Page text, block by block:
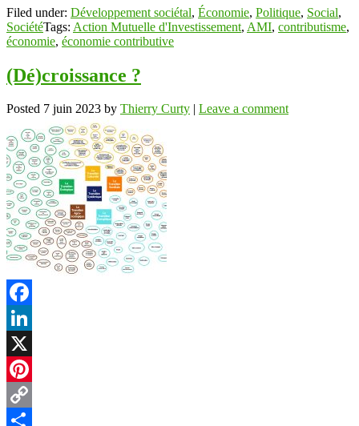
Filed under: Développement sociétal, Économie, Politique, Social,
SociétéTags: Action Mutuelle d'Investissement, AMI, contributisme,
économie, économie contributive
(Dé)croissance ?
Posted 7 juin 2023 by Thierry Curty | Leave a comment
Facebook
LinkedIn
X
Pinterest
Copy